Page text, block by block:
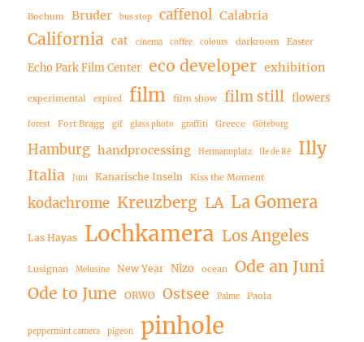
Bochum Bruder bus stop caffenol Calabria
California cat cinema coffee colours darkroom Easter
Echo Park Film Center eco developer exhibition
experimental expired film film show film still flowers
forest Fort Bragg gif glass photo graffiti Greece Göteborg
Hamburg handprocessing Hermannplatz Ile de Ré Illy
Italia Juni Kanarische Inseln Kiss the Moment
kodachrome Kreuzberg LA La Gomera
Las Hayas Lochkamera Los Angeles
Lusignan Melusine New Year Nizo ocean
Ode an Juni
Ode to June
ORWO Ostsee Palme Paola
peppermint camera pigeon pinhole